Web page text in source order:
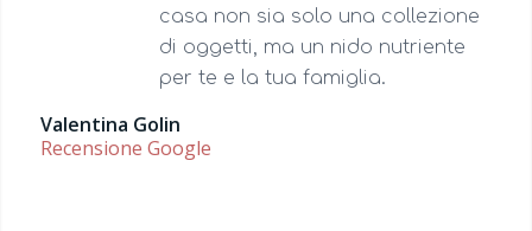
casa non sia solo una collezione
di oggetti, ma un nido nutriente
per te e la tua famiglia.
Valentina Golin
Recensione Google